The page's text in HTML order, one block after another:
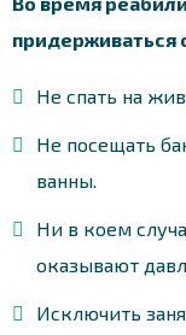
придерживаться
Не спать на
Не посещать
ванны.
Ни в коем
оказывают
Исключить